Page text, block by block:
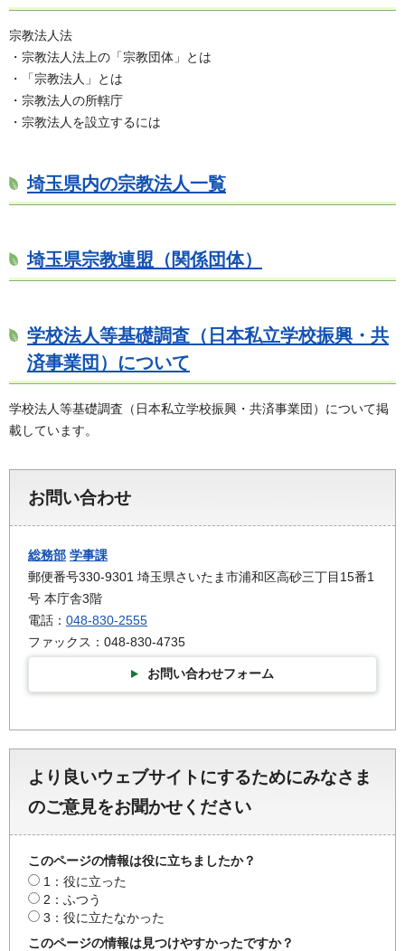
宗教法人法
・宗教法人法上の「宗教団体」とは
・「宗教法人」とは
・宗教法人の所轄庁
・宗教法人を設立するには
埼玉県内の宗教法人一覧
埼玉県宗教連盟（関係団体）
学校法人等基礎調査（日本私立学校振興・共
済事業団）について
学校法人等基礎調査（日本私立学校振興・共済事業団）について掲
載しています。
お問い合わせ
総務部 学事課
郵便番号330-9301 埼玉県さいたま市浦和区高砂三丁目15番1
号 本庁舎3階
電話： 048-830-2555
ファックス：048-830-4735
お問い合わせフォーム
より良いウェブサイトにするためにみなさま
のご意見をお聞かせください
このページの情報は役に立ちましたか？
1：役に立った
2：ふつう
3：役に立たなかった
このページの情報は見つけやすかったですか？